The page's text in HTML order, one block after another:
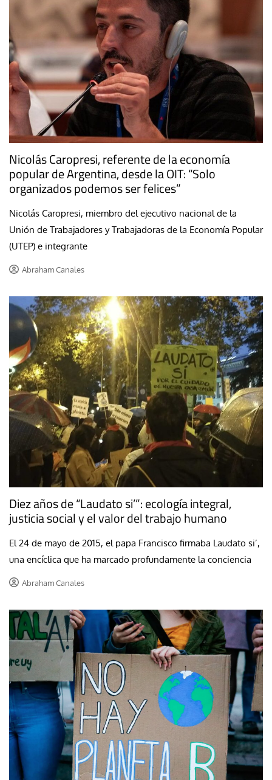
Nicolás Caropresi, referente de la economía
popular de Argentina, desde la OIT: “Solo
organizados podemos ser felices”
Nicolás Caropresi, miembro del ejecutivo nacional de la
Unión de Trabajadores y Trabajadoras de la Economía Popular
(UTEP) e integrante
Abraham Canales
Diez años de “Laudato si’”: ecología integral,
justicia social y el valor del trabajo humano
El 24 de mayo de 2015, el papa Francisco firmaba Laudato si’,
una encíclica que ha marcado profundamente la conciencia
Abraham Canales